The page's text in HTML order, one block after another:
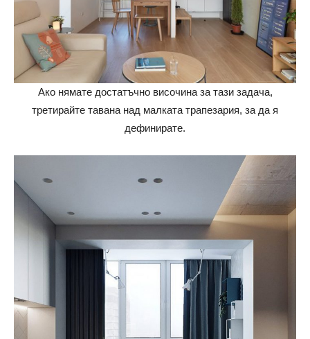
Ако нямате достатъчно височина за тази задача,
третирайте тавана над малката трапезария, за да я
дефинирате.